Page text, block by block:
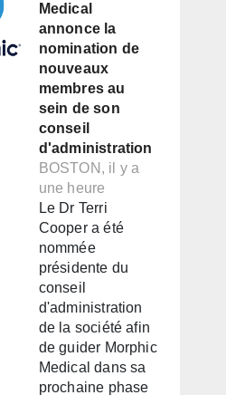
Medical
annonce la
nomination de
nouveaux
membres au
sein de son
conseil
d'administration
BOSTON, il y a
une heure
Le Dr Terri
Cooper a été
nommée
présidente du
conseil
d'administration
de la société afin
de guider Morphic
Medical dans sa
prochaine phase